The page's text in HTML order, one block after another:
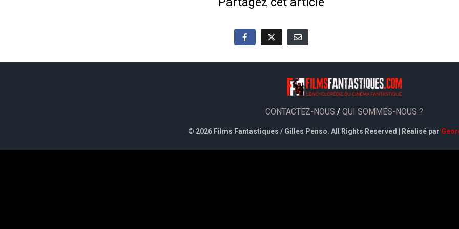
CONTACTEZ-NOUS / QUI SOMMES-NOUS ?
© 2026 Films Fantastiques / Gilles Penso. All Rights Reserved | Réalisé par